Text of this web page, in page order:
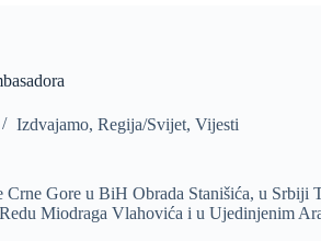
Izdvajamo, Regija/Svijet, Vijesti
Crne Gore u BiH Obrada Stanišića, u
Miodraga Vlahovića i u Ujedinjenim